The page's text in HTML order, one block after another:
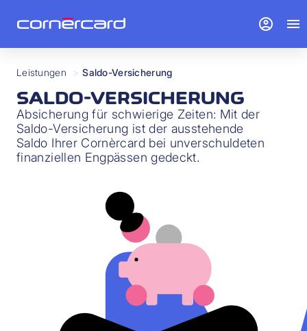
Leistungen > Saldo-Versicherung
SALDO-VERSICHERUNG
Absicherung für schwierige Zeiten: Mit der
Saldo-Versicherung ist der ausstehende
Saldo Ihrer Cornèrcard bei unverschuldeten
finanziellen Engpässen gedeckt.
account_circle menu